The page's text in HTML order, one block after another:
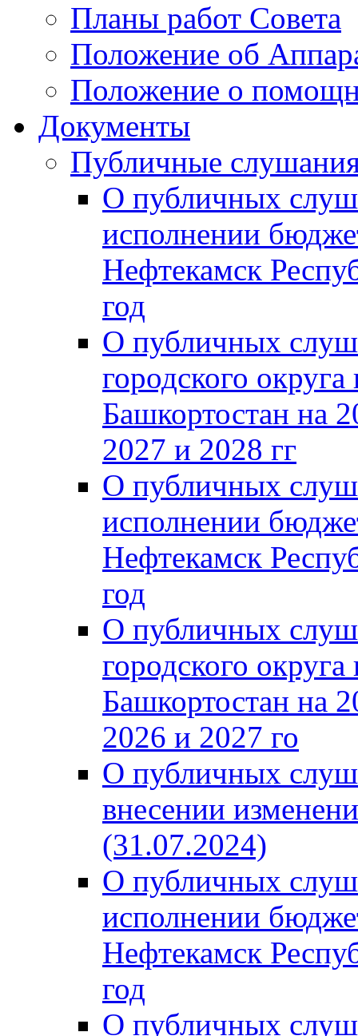
Планы работ Совета
Положение об
Положение о
Документы
Публичные
О публичных
исполнении
Нефтекамск
год
О публичных
городского
Башкортостан на
2027 и 2028 гг
О публичных
исполнении
Нефтекамск
год
О публичных
городского
Башкортостан на
2026 и 2027 го
О публичных
внесении
(31.07.2024)
О публичных
исполнении
Нефтекамск
год
О публичных